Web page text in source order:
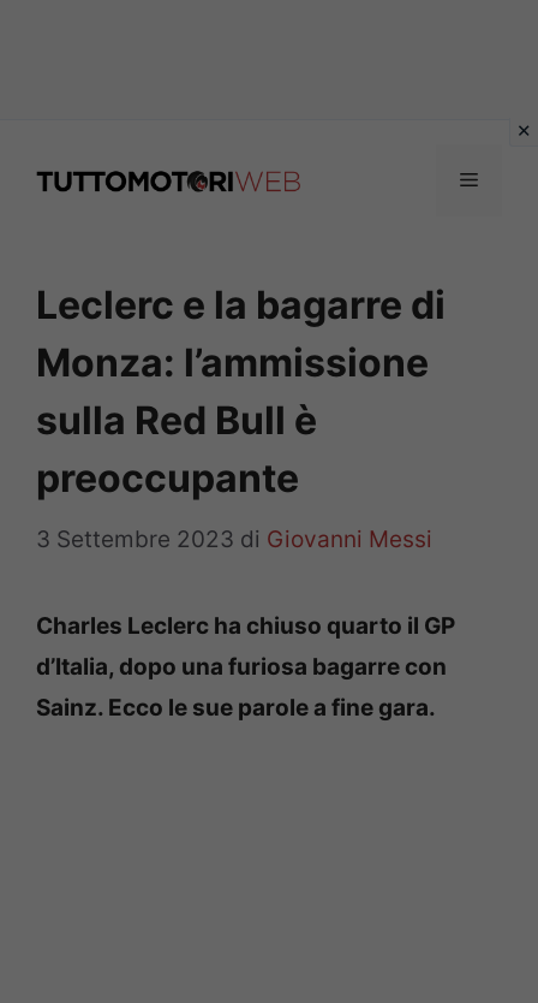
Menu
Leclerc e la bagarre di
Monza: l’ammissione
sulla Red Bull è
preoccupante
3 Settembre 2023 di Giovanni Messi
Charles Leclerc ha chiuso quarto il GP
d’Italia, dopo una furiosa bagarre con
Sainz. Ecco le sue parole a fine gara.